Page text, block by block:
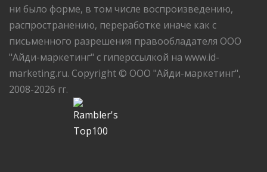
ни было форме, в том числе воспроизведению,
распространению, переработке иначе как с
письменного разрешения правообладателя ООО
"Айди-маркетинг" с гиперссылкой на www.id-
marketing.ru. Copyright © ООО "Айди-маркетинг",
2008-2026 гг.